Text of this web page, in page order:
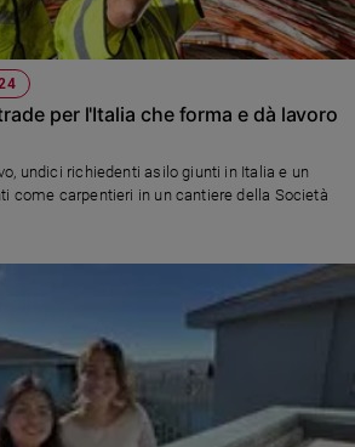
per l'Italia che forma e dà lavoro
undici richiedenti asilo giunti in Italia e un
come carpentieri in un cantiere della Società